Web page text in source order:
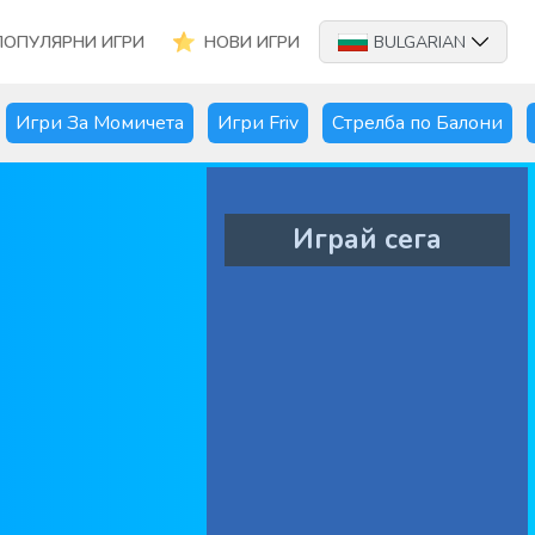
ИГРИ НОВИ ИГРИ BULGARIAN
Игри За Момичета Игри Friv Стрелба по Балони
Играй сега